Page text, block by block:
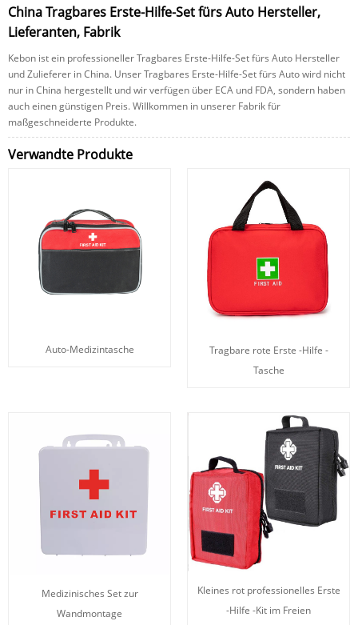
China Tragbares Erste-Hilfe-Set fürs Auto Hersteller,
Lieferanten, Fabrik
Kebon ist ein professioneller Tragbares Erste-Hilfe-Set fürs Auto Hersteller
und Zulieferer in China. Unser Tragbares Erste-Hilfe-Set fürs Auto wird nicht
nur in China hergestellt und wir verfügen über ECA und FDA, sondern haben
auch einen günstigen Preis. Willkommen in unserer Fabrik für
maßgeschneiderte Produkte.
Verwandte Produkte
Auto-Medizintasche
Tragbare rote Erste -Hilfe -
Tasche
Medizinisches Set zur
Wandmontage
Kleines rot professionelles Erste
-Hilfe -Kit im Freien